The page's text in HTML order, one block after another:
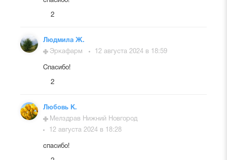
2
Людмила Ж.
Эркафарм
12 августа 2024 в 18:59
Спасибо!
2
Любовь К.
Мелздрав Нижний Новгород
12 августа 2024 в 18:28
спасибо!